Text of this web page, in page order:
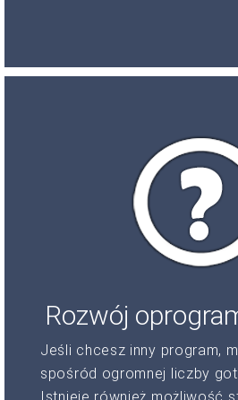
Rozwój
Jeśli chcesz inny program,
spośród ogromnej liczby